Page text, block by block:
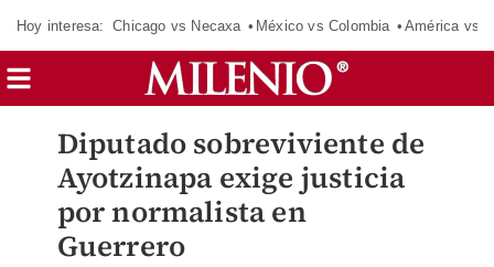
Hoy interesa: Chicago vs Necaxa México vs Colombia América vs
Diputado sobreviviente de
Ayotzinapa exige justicia
por normalista en
Guerrero